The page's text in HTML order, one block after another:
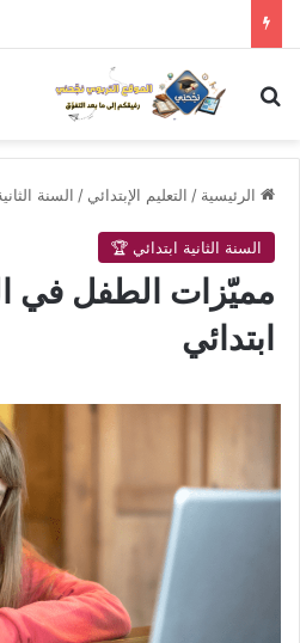
بحث عن
الرئيسية / التعليم الإبتدائي / السنة
السنة الثانية ابتدائي 🏆
مميّزات الطفل في
ابتدائي